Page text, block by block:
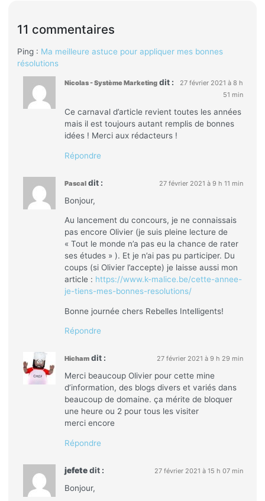
11 commentaires
Ping : Ma meilleure astuce pour appliquer mes bonnes
résolutions
Nicolas - Système Marketing dit :
27 février 2021 à 8 h
51 min
Ce carnaval d’article revient toutes les années
mais il est toujours autant remplis de bonnes
idées ! Merci aux rédacteurs !
Répondre
Pascal dit : 27 février 2021 à 9 h 11 min
Bonjour,
Au lancement du concours, je ne connaissais
pas encore Olivier (je suis pleine lecture de
« Tout le monde n’a pas eu la chance de rater
ses études » ). Et je n’ai pas pu participer. Du
coups (si Olivier l’accepte) je laisse aussi mon
article : https://www.k-malice.be/cette-annee-
je-tiens-mes-bonnes-resolutions/
Bonne journée chers Rebelles Intelligents!
Répondre
Hicham dit : 27 février 2021 à 9 h 29 min
Merci beaucoup Olivier pour cette mine
d’information, des blogs divers et variés dans
beaucoup de domaine. ça mérite de bloquer
une heure ou 2 pour tous les visiter
merci encore
Répondre
jefete dit : 27 février 2021 à 15 h 07 min
Bonjour,